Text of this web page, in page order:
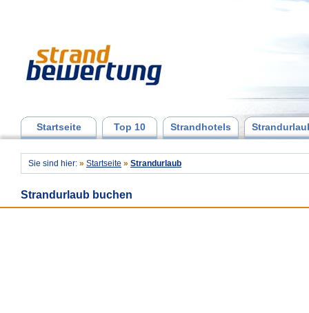
Startseite Top 10 Strandhotels
Sie sind hier: » Startseite » Strandurlaub
Strandurlaub buchen